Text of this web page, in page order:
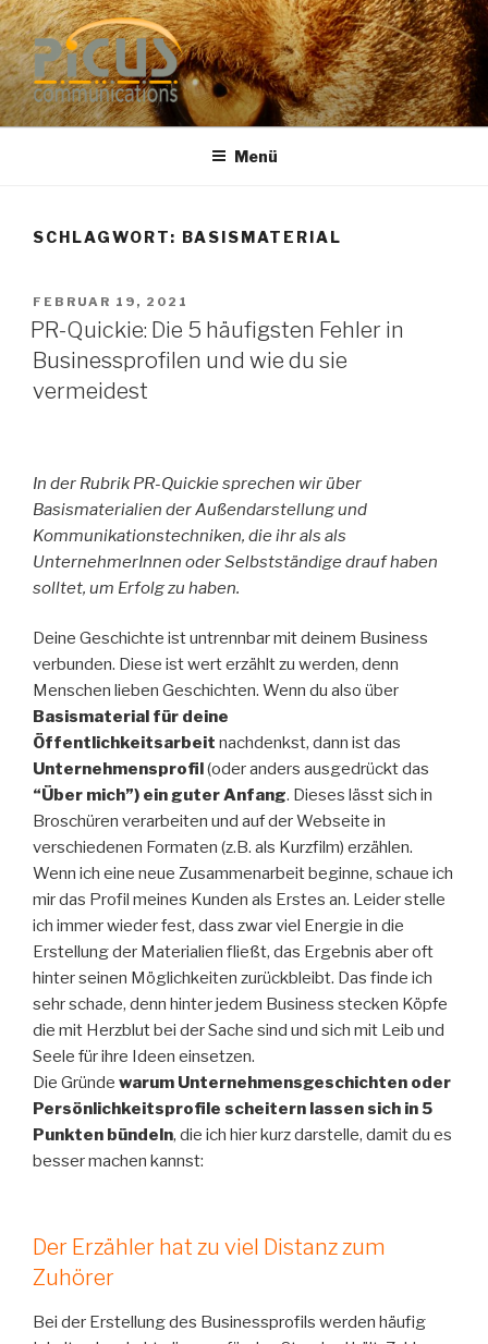
Zum
Inhalt
springen
PUBLIC RELATIONS
Dr. Heike Specht
Menü
SCHLAGWORT: BASISMATERIAL
VERÖFFENTLICHT
AM
FEBRUAR 19, 2021
PR-Quickie: Die 5 häufigsten Fehler in
Businessprofilen und wie du sie
vermeidest
In der Rubrik PR-Quickie sprechen wir über
Basismaterialien der Außendarstellung und
Kommunikationstechniken, die ihr als als
UnternehmerInnen oder Selbstständige drauf haben
solltet, um Erfolg zu haben.
Deine Geschichte ist untrennbar mit deinem Business
verbunden. Diese ist wert erzählt zu werden, denn
Menschen lieben Geschichten. Wenn du also über
Basismaterial für deine
Öffentlichkeitsarbeit nachdenkst, dann ist das
Unternehmensprofil(oder anders ausgedrückt das
“Über mich”) ein guter Anfang. Dieses lässt sich in
Broschüren verarbeiten und auf der Webseite in
verschiedenen Formaten (z.B. als Kurzfilm) erzählen.
Wenn ich eine neue Zusammenarbeit beginne, schaue ich
mir das Profil meines Kunden als Erstes an. Leider stelle
ich immer wieder fest, dass zwar viel Energie in die
Erstellung der Materialien fließt, das Ergebnis aber oft
hinter seinen Möglichkeiten zurückbleibt. Das finde ich
sehr schade, denn hinter jedem Business stecken Köpfe
die mit Herzblut bei der Sache sind und sich mit Leib und
Seele für ihre Ideen einsetzen.
Die Gründe warum Unternehmensgeschichten oder
Persönlichkeitsprofile scheitern lassen sich in 5
Punkten bündeln, die ich hier kurz darstelle, damit du es
besser machen kannst:
Der Erzähler hat zu viel Distanz zum
Zuhörer
Bei der Erstellung des Businessprofils werden häufig